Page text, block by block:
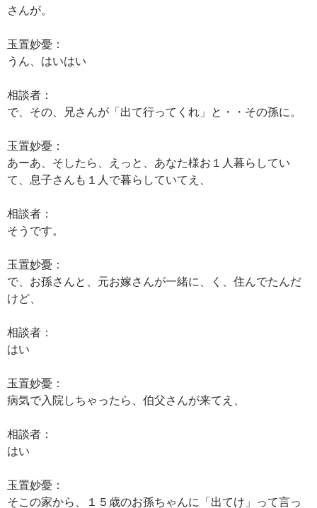
さんが。
玉置妙憂：
うん、はいはい
相談者：
で、その、兄さんが「出て行ってくれ」と・・その孫に。
玉置妙憂：
あーあ、そしたら、えっと、あなた様お１人暮らしてい
て、息子さんも１人で暮らしていてえ、
相談者：
そうです。
玉置妙憂：
で、お孫さんと、元お嫁さんが一緒に、く、住んでたんだ
けど、
相談者：
はい
玉置妙憂：
病気で入院しちゃったら、伯父さんが来てえ、
相談者：
はい
玉置妙憂：
そこの家から、１５歳のお孫ちゃんに「出てけ」って言っ